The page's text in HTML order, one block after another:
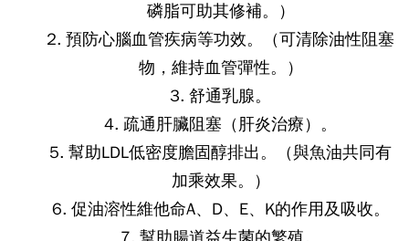
磷脂可助其修補。）
2. 預防心腦血管疾病等功效。（可清除油性阻塞
物，維持血管彈性。）
3. 舒通乳腺。
4. 疏通肝臟阻塞（肝炎治療）。
5. 幫助LDL低密度膽固醇排出。（與魚油共同有
加乘效果。）
6. 促油溶性維他命A、D、E、K的作用及吸收。